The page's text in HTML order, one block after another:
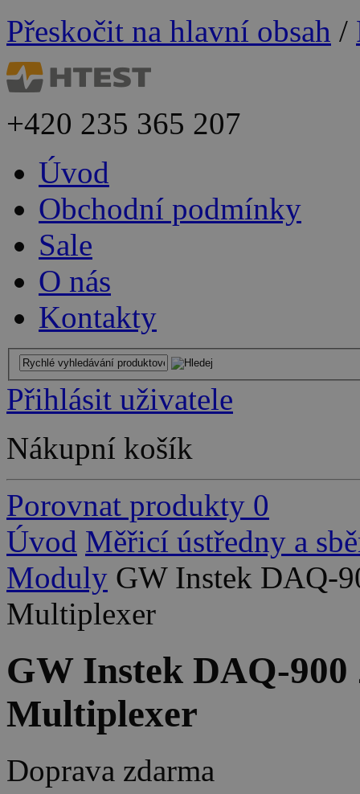
Přeskočit na hlavní obsah /
+420 235 365 207
Úvod
Obchodní podmínky
Sale
O nás
Kontakty
Přihlásit uživatele
Nákupní košík
Porovnat produkty 0
Úvod Měřicí ústředny a
Moduly GW Instek DAQ-
Multiplexer
GW Instek DAQ-
Multiplexer
Doprava zdarma